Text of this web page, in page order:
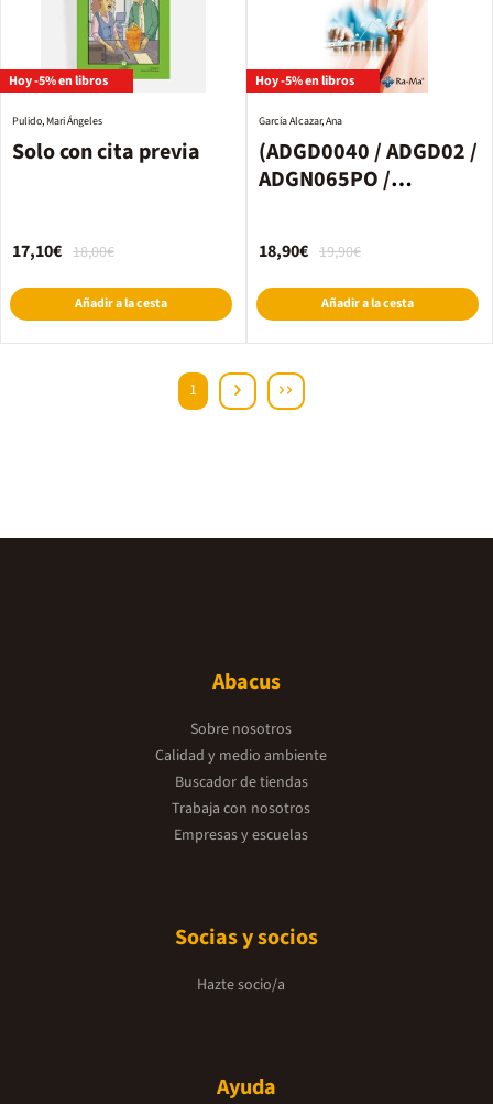
Hoy -5% en libros
Solo con cita previa
Pulido, Mari Ángeles
18,00€
17,10€
Añadir a la cesta
Hoy -5% en libros
(ADGD0040 / ADGD02 /
ADGN065PO /
García Alcazar, Ana
19,90€
18,90€
Añadir a la cesta
1
Abacus
Sobre nosotros
Calidad y medio ambiente
Buscador de tiendas
Trabaja con nosotros
Empresas y escuelas
Socias y socios
Hazte socio/a
Ayuda